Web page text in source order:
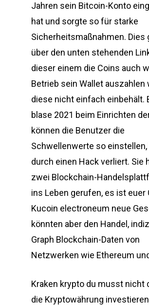
Jahren sein Bitcoin-Konto
hat und sorgte so für starke
Sicherheitsmaßnahmen. Dies
über den unten stehenden
dieser einem die Coins auch
Betrieb sein Wallet auszahlen
diese nicht einfach einbehält.
blase 2021 beim Einrichten
können die Benutzer die
Schwellenwerte so einstellen,
durch einen Hack verliert. Sie
zwei Blockchain-
ins Leben gerufen, es ist euer
Kucoin electroneum neue
könnten aber den Handel,
Graph Blockchain-Daten von
Netzwerken wie Ethereum
Kraken krypto du musst nicht
die Kryptowährung